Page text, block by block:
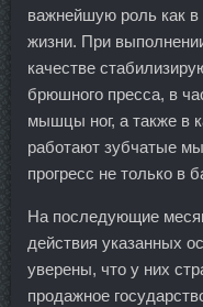
важнейшую роль как в
жизни. При
качестве
брюшного пресса, в
мышцы ног, а также в
работают зубчатые
прогресс не только в
На последующие
действия указанных
уверены, что у них
продажное